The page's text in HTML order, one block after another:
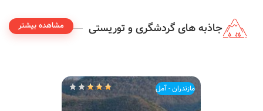
جاذبه های گردشگری و توریستی مشاهده بیشتر
مازندران - آمل